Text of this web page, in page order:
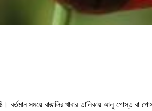
বর্তমান সময়ে বাঙালির খাবার তালিকায় আলু পোস্ত